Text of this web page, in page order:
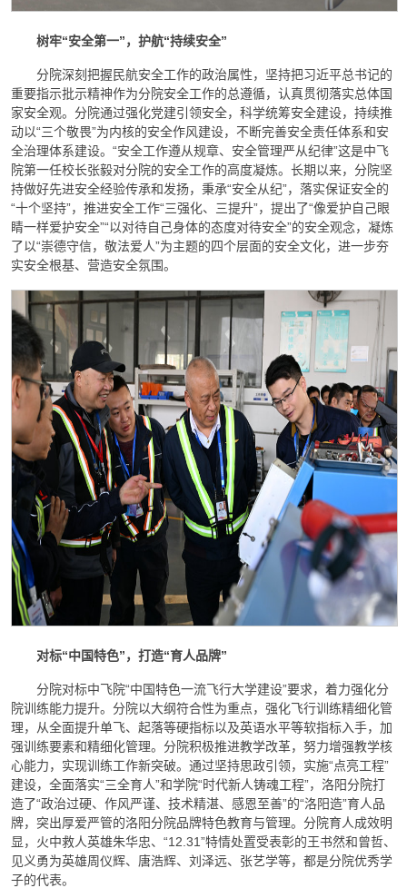
树牢“安全第一”，护航“持续安全”
分院深刻把握民航安全工作的政治属性，坚持把习近平总书记的
重要指示批示精神作为分院安全工作的总遵循，认真贯彻落实总体国
家安全观。分院通过强化党建引领安全，科学统筹安全建设，持续推
动以“三个敬畏”为内核的安全作风建设，不断完善安全责任体系和安
全治理体系建设。“安全工作遵从规章、安全管理严从纪律”这是中飞
院第一任校长张毅对分院的安全工作的高度凝炼。长期以来，分院坚
持做好先进安全经验传承和发扬，秉承“安全从纪”，落实保证安全的
“十个坚持”，推进安全工作“三强化、三提升”，提出了“像爱护自己眼
睛一样爱护安全”“以对待自己身体的态度对待安全”的安全观念，凝炼
了以“崇德守信，敬法爱人”为主题的四个层面的安全文化，进一步夯
实安全根基、营造安全氛围。
对标“中国特色”，打造“育人品牌”
分院对标中飞院“中国特色一流飞行大学建设”要求，着力强化分
院训练能力提升。分院以大纲符合性为重点，强化飞行训练精细化管
理，从全面提升单飞、起落等硬指标以及英语水平等软指标入手，加
强训练要素和精细化管理。分院积极推进教学改革，努力增强教学核
心能力，实现训练工作新突破。通过坚持思政引领，实施“点亮工程”
建设，全面落实“三全育人”和学院“时代新人铸魂工程”，洛阳分院打
造了“政治过硬、作风严谨、技术精湛、感恩至善”的“洛阳造”育人品
牌，突出厚爱严管的洛阳分院品牌特色教育与管理。分院育人成效明
显，火中救人英雄朱华忠、“12.31”特情处置受表彰的王书然和曾哲、
见义勇为英雄周仪辉、唐浩辉、刘泽远、张艺学等，都是分院优秀学
子的代表。